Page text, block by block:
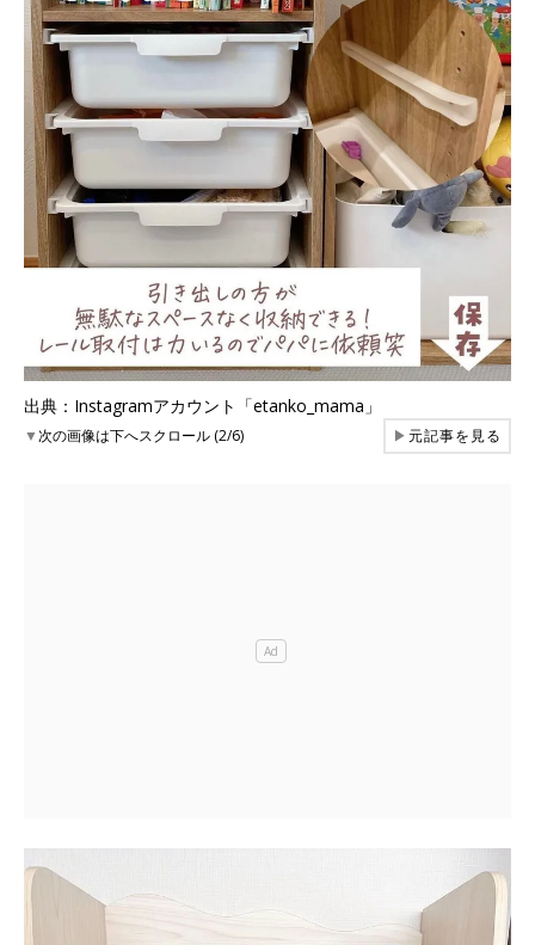
出典：Instagramアカウント「etanko_mama」
▼次の画像は下へスクロール (2/6) ▶元記事を見る